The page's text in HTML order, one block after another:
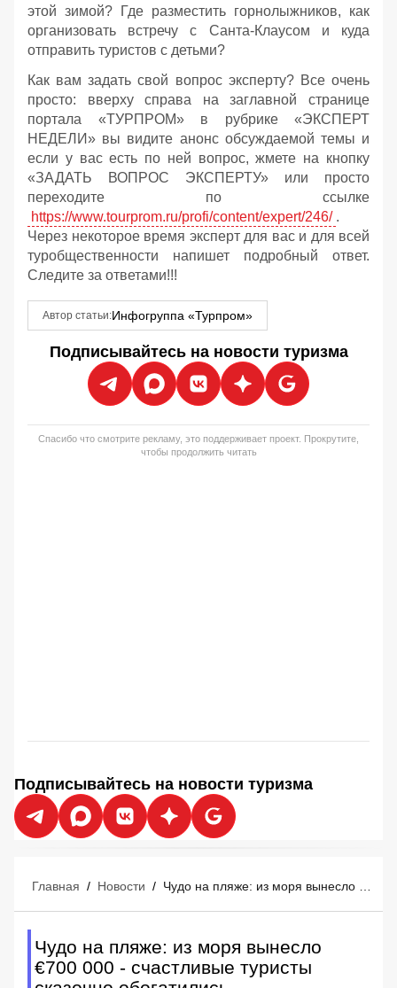
этой зимой? Где разместить горнолыжников, как
организовать встречу с Санта-Клаусом и куда
отправить туристов с детьми?
Как вам задать свой вопрос эксперту? Все очень
просто: вверху справа на заглавной странице
портала «ТУРПРОМ» в рубрике «ЭКСПЕРТ
НЕДЕЛИ» вы видите анонс обсуждаемой темы и
если у вас есть по ней вопрос, жмете на кнопку
«ЗАДАТЬ ВОПРОС ЭКСПЕРТУ» или просто
переходите по ссылке
https://www.tourprom.ru/profi/content/expert/246/ .
Через некоторое время эксперт для вас и для всей
туробщественности напишет подробный ответ.
Следите за ответами!!!
Автор статьи:Инфогруппа «Турпром»
Подписывайтесь на новости туризма
Спасибо что смотрите рекламу, это поддерживает проект. Прокрутите,
чтобы продолжить читать
Подписывайтесь на новости туризма
Главная / Новости /
Чудо на пляже: из моря вынесло
€700 000 - счастливые туристы